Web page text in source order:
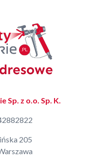
Sp. z o.o. Sp. K.
205